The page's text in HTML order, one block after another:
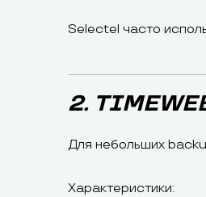
Selectel часто
2.
Для небольших
Характеристики: